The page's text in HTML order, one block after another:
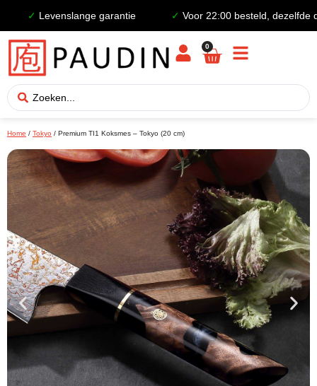
Levenslange garantie Voor 22:00 besteld, dezelfde
0
Home / Tokyo / Premium TI1 Koksmes – Tokyo (20 cm)